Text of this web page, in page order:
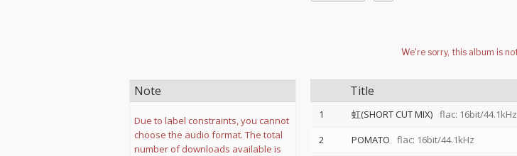
Title
1 虹(SHORT CUT MIX) flac: 16bit/44.1kHz
2
POMATO flac: 16bit/44.1kHz
Note
Due to label constraints, you cannot
choose the audio format. The total
number of downloads available is